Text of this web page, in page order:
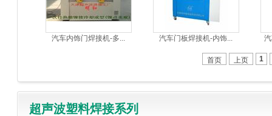
汽车内饰门焊接机-多... 汽车门板焊接机-内饰...
首页 上页 1
超声波塑料焊接系列